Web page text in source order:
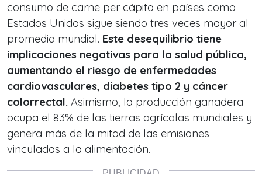
consumo de carne per cápita en países como
Estados Unidos sigue siendo tres veces mayor al
promedio mundial. Este desequilibrio tiene
implicaciones negativas para la salud pública,
aumentando el riesgo de enfermedades
cardiovasculares, diabetes tipo 2 y cáncer
colorrectal. Asimismo, la producción ganadera
ocupa el 83% de las tierras agrícolas mundiales y
genera más de la mitad de las emisiones
vinculadas a la alimentación.